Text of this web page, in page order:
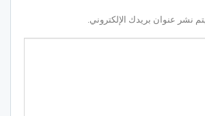
نشر عنوان بريدك الإلكتروني.